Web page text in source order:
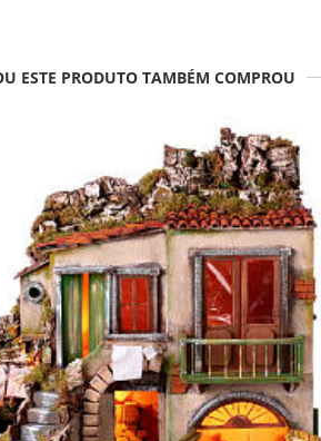
ESTE PRODUTO TAMBÉM COMPROU